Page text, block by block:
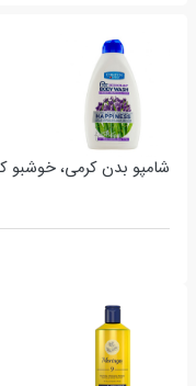
شامپو بدن کرمی، خوشبو